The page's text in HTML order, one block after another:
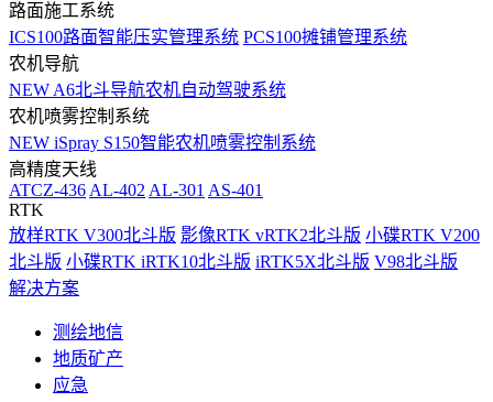
路面施工系统
ICS100路面智能压实管理系统 PCS100摊铺管理系统
农机导航
NEW A6北斗导航农机自动驾驶系统
农机喷雾控制系统
NEW iSpray S150智能农机喷雾控制系统
高精度天线
ATCZ-436 AL-402 AL-301 AS-401
RTK
放样RTK V300北斗版 影像RTK vRTK2北斗版 小碟RTK V200
北斗版 小碟RTK iRTK10北斗版 iRTK5X北斗版 V98北斗版
解决方案
测绘地信
地质矿产
应急